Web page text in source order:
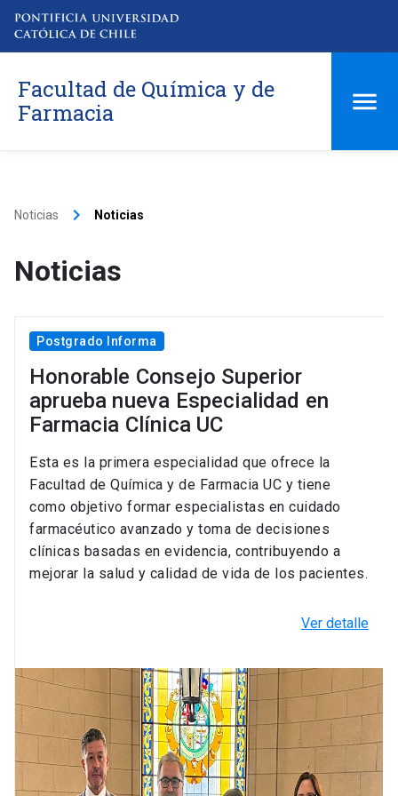
Facultad de Química y de
Farmacia
Noticias keyboard_arrow_right Noticias
Noticias
Postgrado Informa
Honorable Consejo Superior
aprueba nueva Especialidad en
Farmacia Clínica UC
Esta es la primera especialidad que ofrece la
Facultad de Química y de Farmacia UC y tiene
como objetivo formar especialistas en cuidado
farmacéutico avanzado y toma de decisiones
clínicas basadas en evidencia, contribuyendo a
mejorar la salud y calidad de vida de los pacientes.
Ver detalle